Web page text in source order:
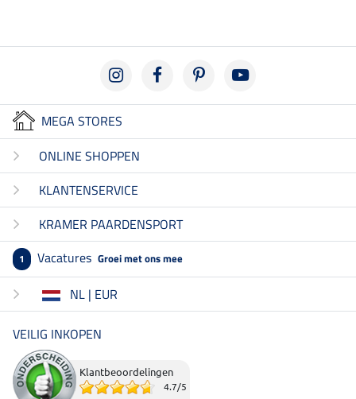
MEGA STORES
ONLINE SHOPPEN
KLANTENSERVICE
KRAMER PAARDENSPORT
1 Vacatures Groei met ons mee
NL | EUR
VEILIG INKOPEN
Klantbeoordelingen
4.7/5